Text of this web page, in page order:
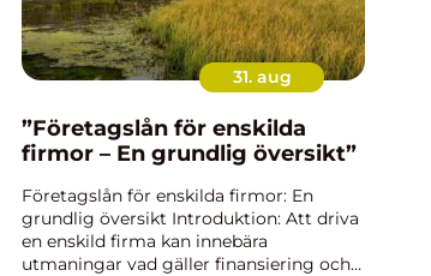
31. aug
”Företagslån för enskilda
firmor – En grundlig översikt”
Företagslån för enskilda firmor: En
grundlig översikt Introduktion: Att driva
en enskild firma kan innebära
utmaningar vad gäller finansiering och